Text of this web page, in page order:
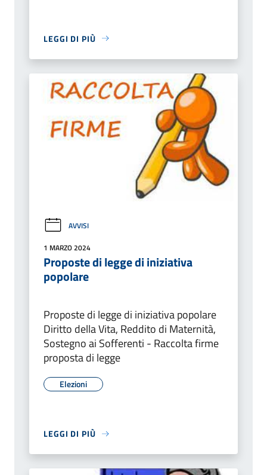
LEGGI DI PIÙ
AVVISI
1 MARZO 2024
Proposte di legge di iniziativa
popolare
Proposte di legge di iniziativa popolare
Diritto della Vita, Reddito di Maternità,
Sostegno ai Sofferenti - Raccolta firme
proposta di legge
Elezioni
LEGGI DI PIÙ